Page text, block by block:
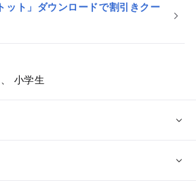
ット」ダウンロードで割引きクー
小学生